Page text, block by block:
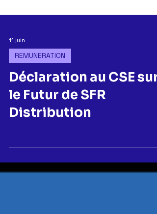
11 juin
REMUNERATION
Déclaration au CSE sur
le Futur de SFR